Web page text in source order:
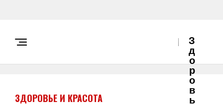
З
Д
О
Р
О
В
Ь
ЗДОРОВЬЕ И КРАСОТА